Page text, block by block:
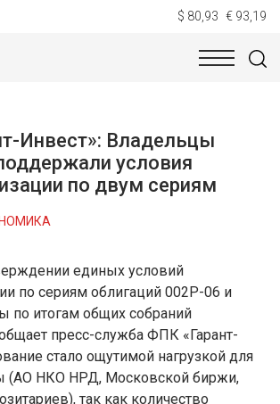
$ 80,93 € 93,19
Инвест»: Владельцы
условия
по двум сериям
единых условий
по сериям облигаций 002Р-06 и
по итогам общих собраний
пресс-служба ФПК «Гарант-
стало ощутимой нагрузкой для
(АО НКО НРД, Московской биржи,
так как количество